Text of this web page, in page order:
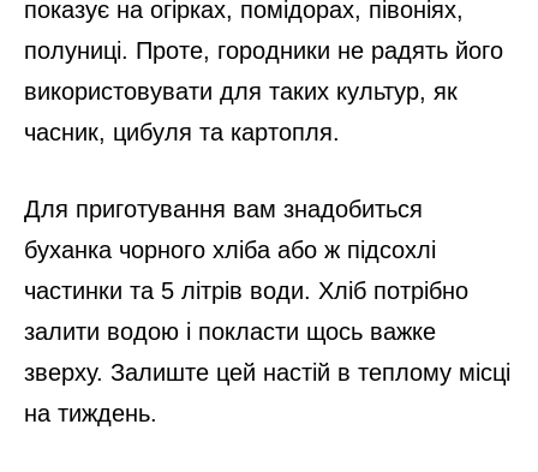
показує на огірках, помідорах, півоніях,
полуниці. Проте, городники не радять його
використовувати для таких культур, як
часник, цибуля та картопля.
Для приготування вам знадобиться
буханка чорного хліба або ж підсохлі
частинки та 5 літрів води. Хліб потрібно
залити водою і покласти щось важке
зверху. Залиште цей настій в теплому місці
на тиждень.